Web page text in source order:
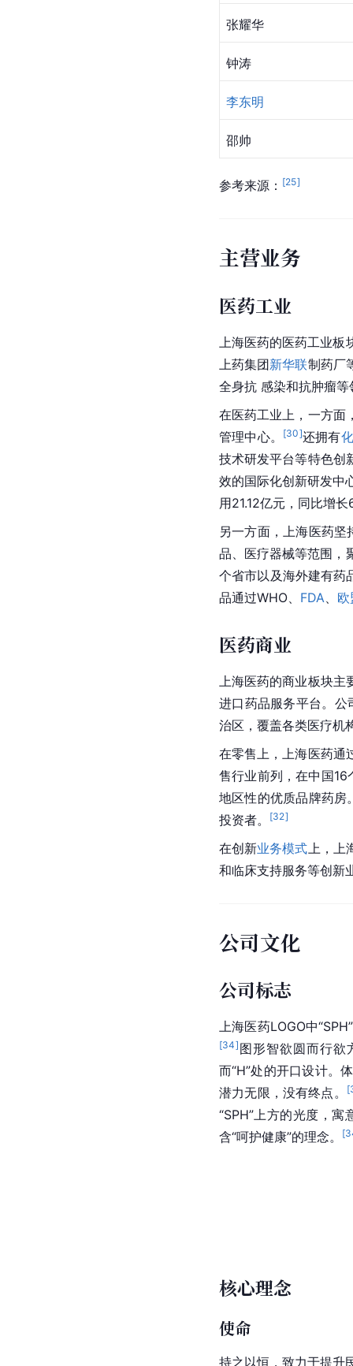
张耀华
钟涛
李东明
邵帅
参考来源： [25]
主营业务
医药工业
上海医药的医药工业板
上药集团新华联制药厂
全身抗 感染和抗肿瘤
在医药工业上，一方面
管理中心。
[30]还拥有
技术研发平台等特色创
效的国际化创新研发中
用21.12亿元，同比增
另一方面，
上海医药坚
品、医疗器械等范围，
个省市以及海外建有
品通过WHO、 FDA 欧
医药商业
上海医药的商业板块主
进口药品服务平台。公
治区，覆盖各类医疗机
在零售上，上海医药通
售行业前列，在中国
地区性的优质品牌药房
投资者。
[32]
在创新业务模式 上，
上
和临床支持服务等创新
公司文化
公司标志
上海医药LOGO中
[34] 图形智欲圆而行欲
而“H”处的开口设计。
潜力无限，没有终点。
[
“SPH”上方的光度，
含“呵护健康”的理念。
[
核心理念
使命
持之以恒，致力于提升